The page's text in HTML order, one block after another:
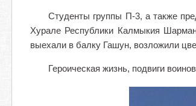
Студенты группы П-3, а также
Хурале Республики Калмыкия
выехали в балку Гашун, возложили
Героическая жизнь, подвиги